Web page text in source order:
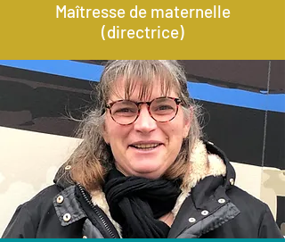
Maîtresse de maternelle
(directrice)